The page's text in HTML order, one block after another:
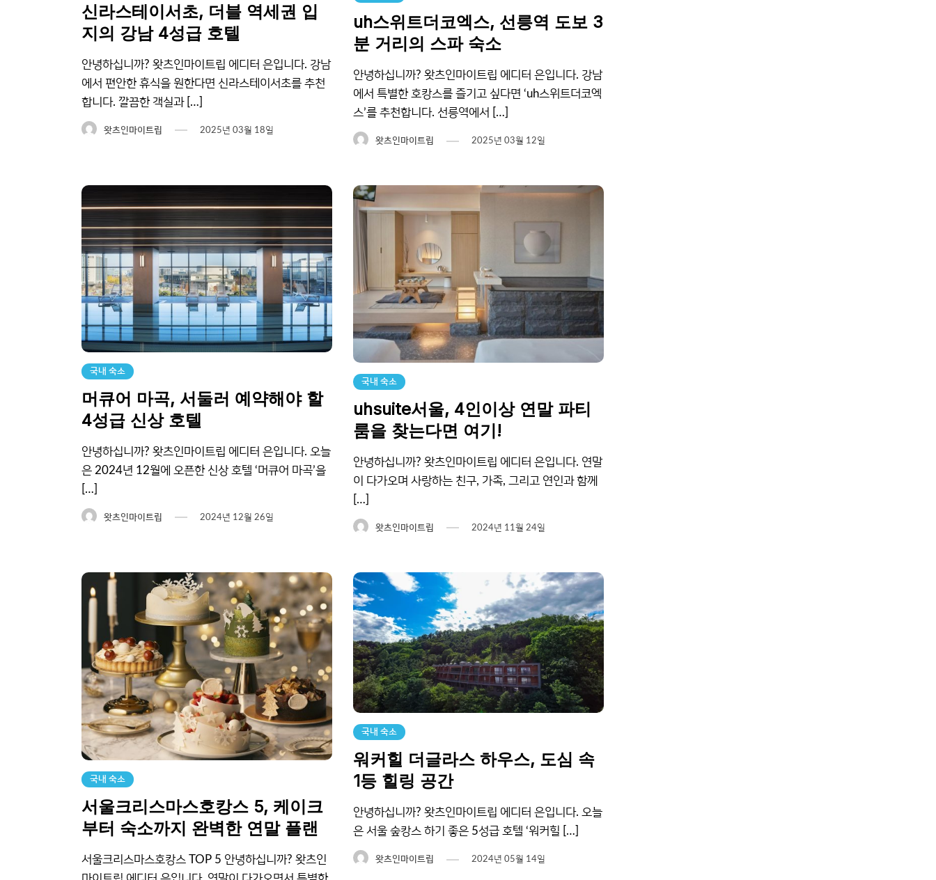
신라스테이서초, 더블 역세권 입
지의 강남 4성급 호텔
안녕하십니까? 왓츠인마이트립 에디터 은입니다. 강남
에서 편안한 휴식을 원한다면 신라스테이서초를 추천
합니다. 깔끔한 객실과 […]
왓츠인마이트립 2025년 03월 18일
uh스위트더코엑스, 선릉역 도보 3
분 거리의 스파 숙소
안녕하십니까? 왓츠인마이트립 에디터 은입니다. 강남
에서 특별한 호캉스를 즐기고 싶다면 ‘uh스위트더코엑
스’를 추천합니다. 선릉역에서 […]
왓츠인마이트립 2025년 03월 12일
국내 숙소
머큐어 마곡, 서둘러 예약해야 할
4성급 신상 호텔
안녕하십니까? 왓츠인마이트립 에디터 은입니다. 오늘
은 2024년 12월에 오픈한 신상 호텔 ‘머큐어 마곡’을
[…]
왓츠인마이트립 2024년 12월 26일
국내 숙소
uhsuite서울, 4인이상 연말 파티
룸을 찾는다면 여기!
안녕하십니까? 왓츠인마이트립 에디터 은입니다. 연말
이 다가오며 사랑하는 친구, 가족, 그리고 연인과 함께
[…]
왓츠인마이트립 2024년 11월 24일
국내 숙소
서울크리스마스호캉스 5, 케이크
부터 숙소까지 완벽한 연말 플랜
서울크리스마스호캉스 TOP 5 안녕하십니까? 왓츠인
국내 숙소
워커힐 더글라스 하우스, 도심 속
1등 힐링 공간
안녕하십니까? 왓츠인마이트립 에디터 은입니다. 오늘
은 서울 숲캉스 하기 좋은 5성급 호텔 ‘워커힐 […]
왓츠인마이트립 2024년 05월 14일